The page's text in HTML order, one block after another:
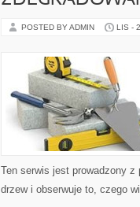
POSTED BY ADMIN LIS -
Ten serwis jest prowadzony
drzew i obserwuje to, czego